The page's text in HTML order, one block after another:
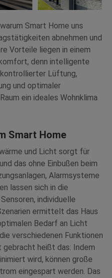
Smart Home uns
abnehmen und
Vorteile liegen in einem
denn intelligente
kontrollierter Lüftung,
und optimaler
ein ideales Wohnklima
Smart Home
und Licht sorgt für
das ohne Einbußen beim
Alarmsysteme
lassen sich in die
individuelle
ermittelt das Haus
Bedarf an Licht
verschiedenen Funktionen
gebracht heißt das: Indem
wird, können große
eingespart werden. Das